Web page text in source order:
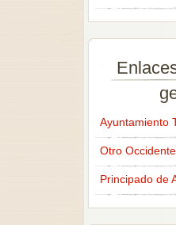
Ayuntamiento
Otro Occidente
Principado de